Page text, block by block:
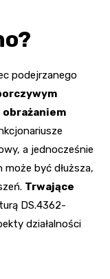
podejrzanego
obrażaniem
a jednocześnie
być dłuższa,
Trwające
DS.4362-
działalności